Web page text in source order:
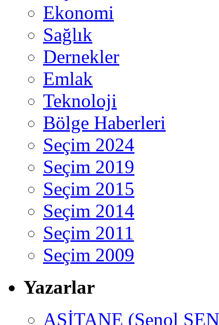
Ekonomi
Sağlık
Dernekler
Emlak
Teknoloji
Bölge Haberleri
Seçim 2024
Seçim 2019
Seçim 2015
Seçim 2014
Seçim 2011
Seçim 2009
Yazarlar
ASİTANE (Şenol